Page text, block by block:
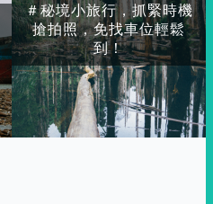
＃秘境小旅行，抓緊時機
搶拍照，免找車位輕鬆
到！